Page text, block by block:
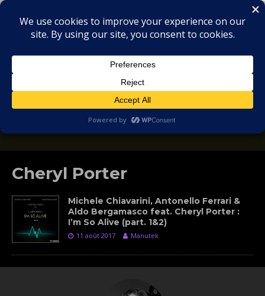
MIX
COLLECTORS
SOULFUL, DEEP HOUSE & GARAGE - MUSIC
Cheryl Porter
Michele Chiavarini, Antonello Ferrari &
Aldo Bergamasco feat. Cheryl Porter :
I’m So Alive (part. 1&2)
11 août 2017 Manutek